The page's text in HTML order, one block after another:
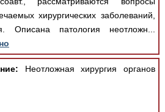
хирургических заболеваний,
Описана патология неотложн...
Неотложная хирургия органов